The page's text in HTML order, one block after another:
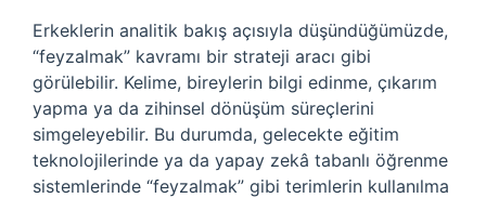
Erkeklerin analitik bakış açısıyla düşündüğümüzde,
“feyzalmak” kavramı bir strateji aracı gibi
görülebilir. Kelime, bireylerin bilgi edinme, çıkarım
yapma ya da zihinsel dönüşüm süreçlerini
simgeleyebilir. Bu durumda, gelecekte eğitim
teknolojilerinde ya da yapay zekâ tabanlı öğrenme
sistemlerinde “feyzalmak” gibi terimlerin kullanılma